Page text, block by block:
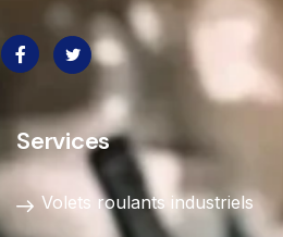
Services
Volets roulants industriels